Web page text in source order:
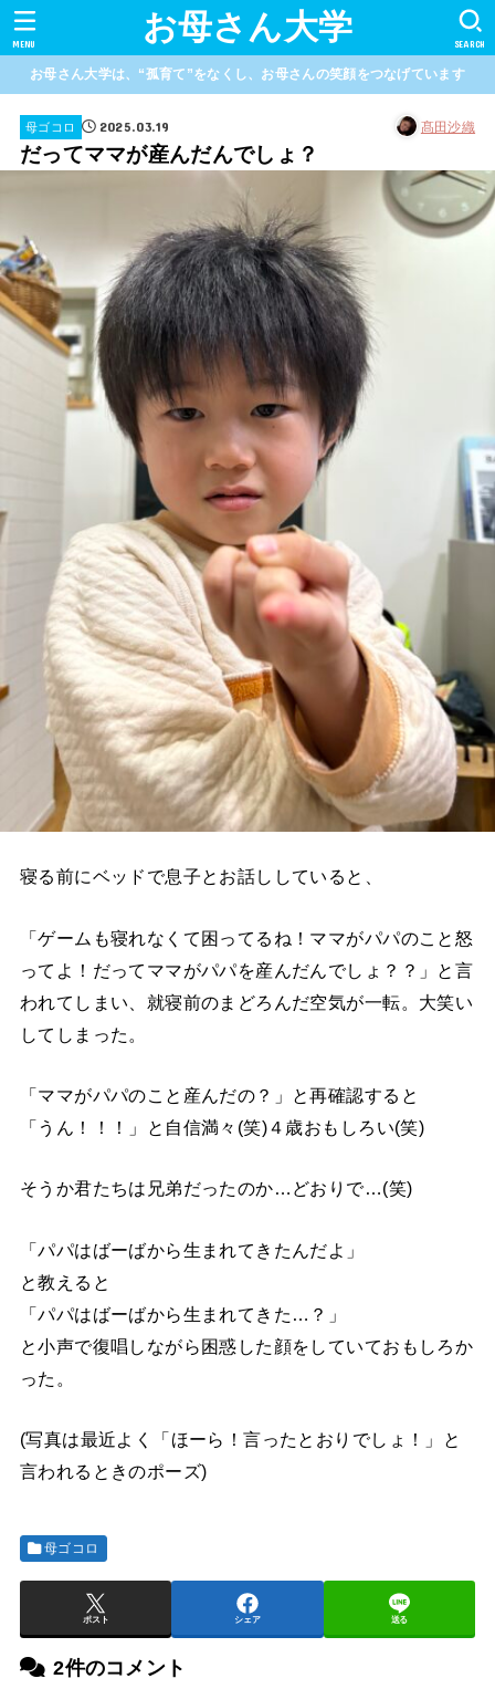
お母さん大学 SEARCH
MENU
お母さん大学は、“孤育て”をなくし、お母さんの笑顔をつなげています
母ゴコロ 2025.03.19 髙田沙織
だってママが産んだんでしょ？
寝る前にベッドで息子とお話ししていると、
「ゲームも寝れなくて困ってるね！ママがパパのこと怒
ってよ！だってママがパパを産んだんでしょ？？」と言
われてしまい、就寝前のまどろんだ空気が一転。大笑い
してしまった。
「ママがパパのこと産んだの？」と再確認すると
「うん！！！」と自信満々(笑)４歳おもしろい(笑)
そうか君たちは兄弟だったのか…どおりで…(笑)
「パパはばーばから生まれてきたんだよ」
と教えると
「パパはばーばから生まれてきた…？」
と小声で復唱しながら困惑した顔をしていておもしろか
った。
(写真は最近よく「ほーら！言ったとおりでしょ！」と
言われるときのポーズ)
母ゴコロ
ポスト シェア 送る
2件のコメント